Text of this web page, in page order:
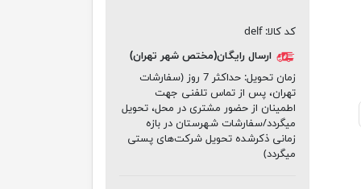
کد کالا: delf
ارسال رایگان(مختص شهر تهران)
زمان تحویل:
حداکثر 7 روز (سفارشات
تهران، پس از تماس تلفنی جهت
اطمینان از حضور مشتری در محل، تحویل
میگردد/سفارشات شهرستان در بازه
زمانی ذکرشده تحویل شرکت‌های پستی
میگردد)